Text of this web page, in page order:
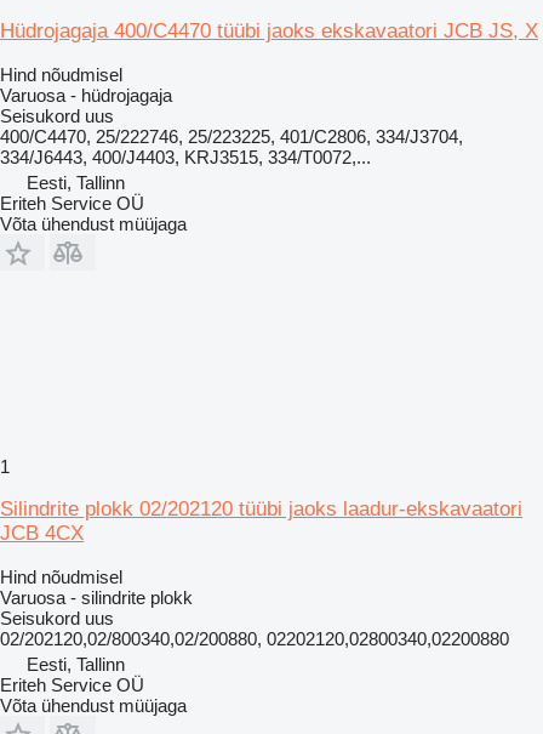
Hüdrojagaja 400/C4470 tüübi jaoks ekskavaatori JCB JS, X
Hind nõudmisel
Varuosa - hüdrojagaja
Seisukord uus
400/C4470, 25/222746, 25/223225, 401/C2806, 334/J3704,
334/J6443, 400/J4403, KRJ3515, 334/T0072,...
Eesti, Tallinn
Eriteh Service OÜ
Võta ühendust müüjaga
1
Silindrite plokk 02/202120 tüübi jaoks laadur-ekskavaatori
JCB 4CX
Hind nõudmisel
Varuosa - silindrite plokk
Seisukord uus
02/202120,02/800340,02/200880, 02202120,02800340,02200880
Eesti, Tallinn
Eriteh Service OÜ
Võta ühendust müüjaga